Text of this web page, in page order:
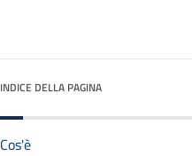
INDICE DELLA PAGINA
Cos'è